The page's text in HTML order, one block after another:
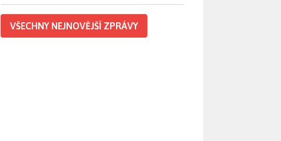
VŠECHNY NEJNOVĚJŠÍ ZPRÁVY